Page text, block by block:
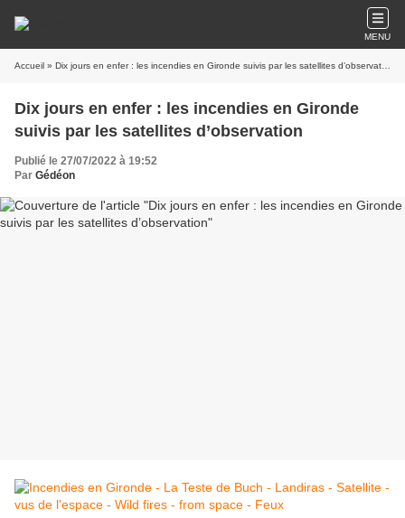
MENU
Accueil » Dix jours en enfer : les incendies en Gironde suivis par les satellites d’observation
Dix jours en enfer : les incendies en Gironde
suivis par les satellites d’observation
Publié le 27/07/2022 à 19:52
Par Gédéon